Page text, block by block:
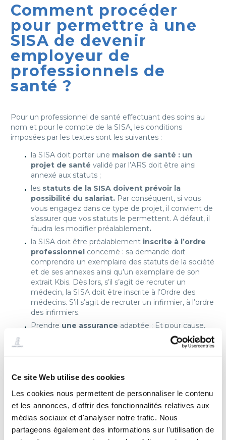
Ce site Web utilise des cookies
Les cookies nous permettent de personnaliser le contenu
et les annonces, d'offrir des fonctionnalités relatives aux
médias sociaux et d'analyser notre trafic. Nous
partageons également des informations sur l'utilisation de
Comment procéder
pour permettre à une
SISA de devenir
employeur de
professionnels de
santé ?
Pour un professionnel de santé effectuant des soins au
nom et pour le compte de la SISA, les conditions
imposées par les textes sont les suivantes :
la SISA doit porter une maison de santé : un
projet de santé validé par l’ARS doit être ainsi
annexé aux statuts ;
les statuts de la SISA doivent prévoir la
possibilité du salariat. Par conséquent, si vous
vous engagez dans ce type de projet, il convient de
s’assurer que vos statuts le permettent. A défaut, il
faudra les modifier préalablement.
la SISA doit être préalablement inscrite à l’ordre
professionnel concerné : sa demande doit
comprendre un exemplaire des statuts de la société
et de ses annexes ainsi qu’un exemplaire de son
extrait Kbis. Dès lors, s’il s’agit de recruter un
médecin, la SISA doit être inscrite à l’Ordre des
médecins. S’il s’agit de recruter un infirmier, à l’ordre
des infirmiers.
Prendre une assurance adaptée : Et pour cause,
malgré l’indépendance du professionnel, dans
l’exercice de son art, la maison de santé pourra être
déclarée responsable des fautes commises par ses
médecin salarié, à l’occasion d’actes médicaux
et sous réserve qu’il ait agi sans excéder les limites
de la mission qui lui était impartie.
Il est donc indispensable que la maison de santé soit
assurée pour cette nouvelle activité.